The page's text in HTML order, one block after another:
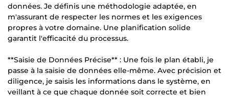
données. Je définis une méthodologie adaptée, en
m'assurant de respecter les normes et les exigences
propres à votre domaine. Une planification solide
garantit l'efficacité du processus.
**Saisie de Données Précise** : Une fois le plan établi, je
passe à la saisie de données elle-même. Avec précision et
diligence, je saisis les informations dans le système, en
veillant à ce que chaque donnée soit correcte et bien